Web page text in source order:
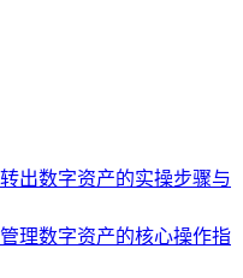
出数字资产的实操步骤与
理数字资产的核心操作指